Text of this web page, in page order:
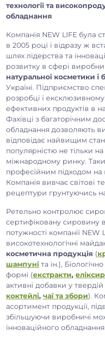
технології та
обладнання
Компанія NEW LIFE була
в 2005 році і відразу ж
шлях лідерства та
розвитку в сфері
натуральної косметики і
Україні. Підприємство
розробці і
ефективних продуктів в
Фахівці з багаторічним
обладнання дозволяють
відповідає найвищим
популярністю не тільки
міжнародному ринку.
професійним підходом на
Компанія вивчає світові
рецептури грунтуючись
Ретельно контролює
сертифіковану сировину
потужності компанії
високотехнологічні
косметична продукція (
шампуні та ін.),
формі (екстракти,
активні добавки у
коктейлі, чаї та збори).
асортимент продукції,
збільшуючи виробничі
інноваційного